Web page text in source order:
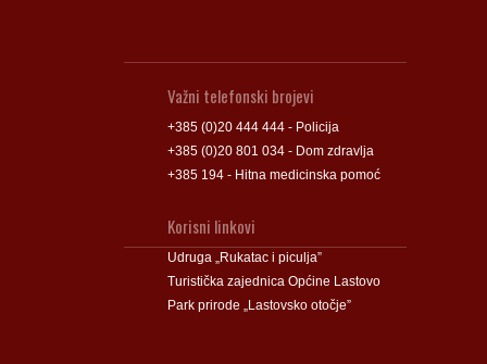
Važni telefonski brojevi
+385 (0)20 444 444 - Policija
+385 (0)20 801 034 - Dom zdravlja
+385 194 - Hitna medicinska pomoć
Korisni linkovi
Udruga „Rukatac i piculja”
Turistička zajednica Općine Lastovo
Park prirode „Lastovsko otočje”